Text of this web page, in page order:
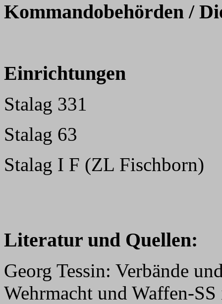
Kommandobehörden /
Einrichtungen
Stalag 331
Stalag 63
Stalag I F (ZL Fischborn)
Literatur und Quellen:
Georg Tessin: Verbände
Wehrmacht und Waffen-